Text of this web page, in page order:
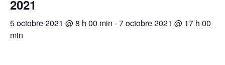
2021
5 octobre 2021 @ 8 h 00 min -7 octobre 2021 @ 17 h 00
min